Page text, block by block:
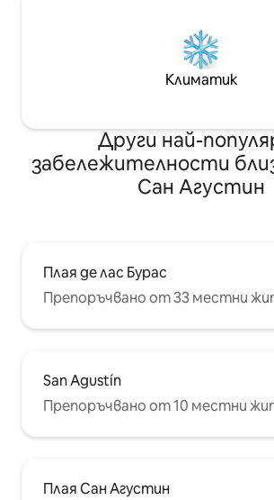
Климатик
Други най-
забележителности
Сан Агустин
Плая де лас Бурас
Препоръчвано от 33 местни
San Agustín
Препоръчвано от 10 местни
Плая Сан Агустин